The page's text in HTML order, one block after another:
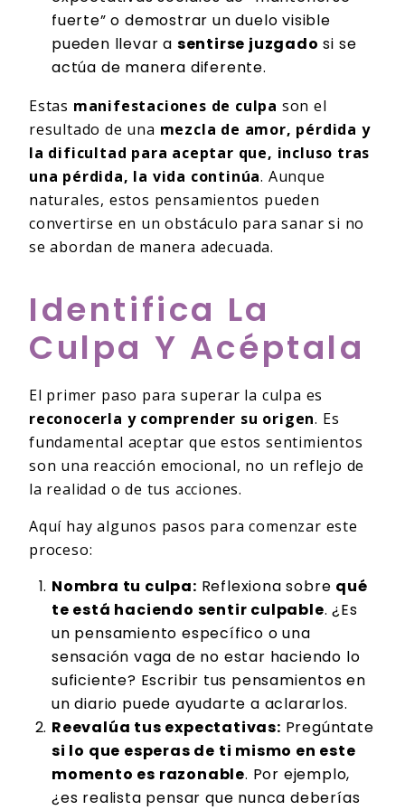
fuerte” o demostrar un duelo visible
pueden llevar a sentirse juzgado si se
actúa de manera diferente.
Estas manifestaciones de culpa son el
resultado de una mezcla de amor, pérdida y
la dificultad para aceptar que, incluso tras
una pérdida, la vida continúa. Aunque
naturales, estos pensamientos pueden
convertirse en un obstáculo para sanar si no
se abordan de manera adecuada.
Identifica La
Culpa Y Acéptala
El primer paso para superar la culpa es
reconocerla y comprender su origen. Es
fundamental aceptar que estos sentimientos
son una reacción emocional, no un reflejo de
la realidad o de tus acciones.
Aquí hay algunos pasos para comenzar este
proceso:
Nombra tu culpa: Reflexiona sobre qué
te está haciendo sentir culpable. ¿Es
un pensamiento específico o una
sensación vaga de no estar haciendo lo
suficiente? Escribir tus pensamientos en
un diario puede ayudarte a aclararlos.
Reevalúa tus expectativas: Pregúntate
si lo que esperas de ti mismo en este
momento es razonable. Por ejemplo,
¿es realista pensar que nunca deberías